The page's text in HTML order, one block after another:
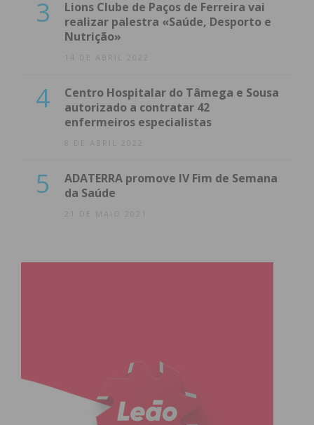
obtenha de forma regular a informação
atualizada.
Eu li e concordo com ostermos e
3
Lions Clube de Paços de Ferreira vai
realizar palestra «Saúde, Desporto e
Nutrição»
14 DE ABRIL 2022
4
Centro Hospitalar do Tâmega e Sousa
autorizado a contratar 42
enfermeiros especialistas
8 DE ABRIL 2022
5
ADATERRA promove IV Fim de Semana
da Saúde
21 DE MAIO 2021